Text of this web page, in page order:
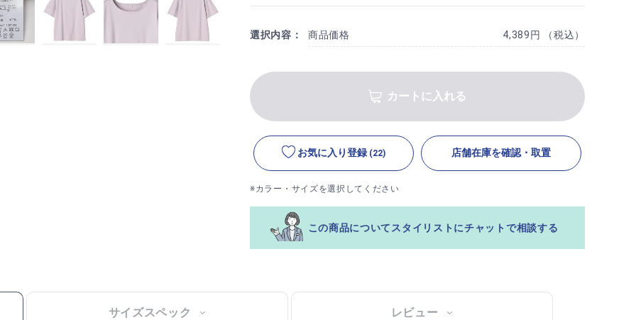
選択内容： 商品価格 4,389円 （税込）
カートに入れる
お気に入り登録 (22) 店舗在庫を確認・取置
※カラー・サイズを選択してください
この商品についてスタイリストにチャットで相談する
サイズスペック レビュー